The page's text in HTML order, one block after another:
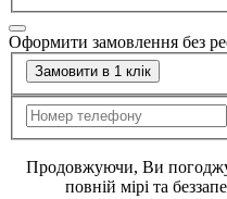
Оформити замовлення без
Замовити в 1 клік
Продовжуючи, Ви
повній мірі та